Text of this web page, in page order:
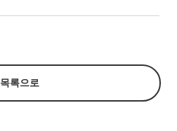
목록으로